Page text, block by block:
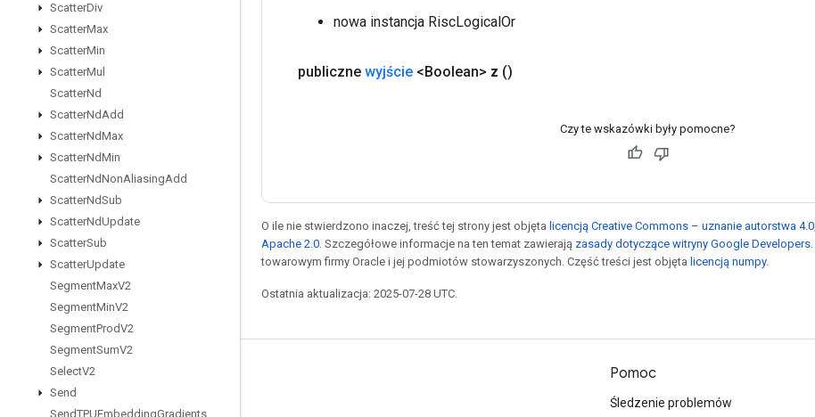
ScatterDiv
ScatterMax
ScatterMin
ScatterMul
ScatterNd
ScatterNdAdd
ScatterNdMax
ScatterNdMin
ScatterNdNonAliasingAdd
ScatterNdSub
ScatterNdUpdate
ScatterSub
ScatterUpdate
SegmentMaxV2
SegmentMinV2
SegmentProdV2
SegmentSumV2
SelectV2
Send
SendTPUEmbeddingGradients
nowa instancja RiscLogicalOr
publiczne wyjście <Boolean> z ()
Czy te wskazówki były pomocne?
O ile nie stwierdzono inaczej, treść tej strony jest objęta licencją Creative Commons – uznanie autorstwa 4.0
Apache 2.0 . Szczegółowe informacje na ten temat zawierają zasady dotyczące witryny Google Developers
towarowym firmy Oracle i jej podmiotów stowarzyszonych. Część treści jest objęta licencją numpy.
Ostatnia aktualizacja: 2025-07-28 UTC.
Pozostawaj w kontakcie Pomoc
Śledzenie problemów